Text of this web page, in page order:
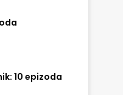
10 epizoda